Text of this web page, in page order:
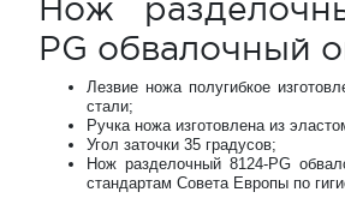
Нож
PG обвалочный
Лезвие ножа полугибкое
стали;
Ручка ножа изготовлена из
Угол заточки 35 градусов;
Нож разделочный 8124-PG
стандартам Совета Европы по